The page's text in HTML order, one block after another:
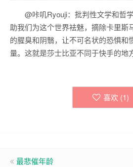
@咔叽Ryouji：批判性文学和哲
助我们为这个世界袪魅，摘除卡里斯
的腥臭和阴翳，让不可名状的恐惧和
量。这就是莎士比亚不同于快手的地
喜欢 (1)
最悲催年龄